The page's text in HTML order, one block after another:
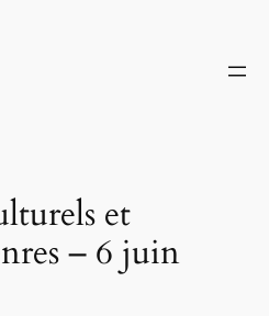
et
– 6 juin